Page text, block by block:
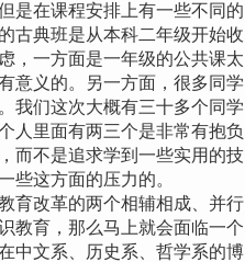
是在课程安排上有一些不同的
古典班是从本科二年级开始收
，一方面是一年级的公共课太
意义的。另一方面，很多同学
我们这次大概有三十多个同学
人里面有两三个是非常有抱负
而不是追求学到一些实用的技
些这方面的压力的。
改革的两个相辅相成、并行
教育，那么马上就会面临一个
中文系、历史系、哲学系的博